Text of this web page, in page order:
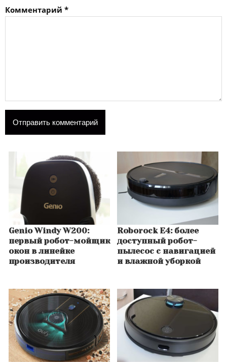
Комментарий *
Genio Windy W200:
первый робот-мойщик
окон в линейке
производителя
Roborock E4: более
доступный робот-
пылесос с навигацией
и влажной уборкой